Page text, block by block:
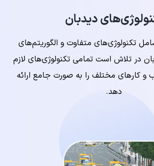
دیدبان
تکنولوژی‌های متفاوت و الگوریتم‌های
در تلاش است تمامی تکنولوژی‌های لازم
و کارهای مختلف را به صورت جامع ارائه
دهد.